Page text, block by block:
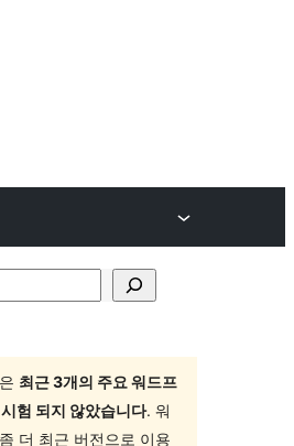
최근 3개의 주요 워드프
험 되지 않았습니다. 워
더 최근 버전으로 이용